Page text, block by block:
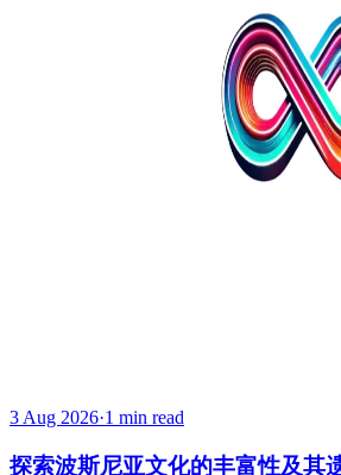
3 Aug 2026·1 min read
探索波斯尼亚文化的丰富性及其